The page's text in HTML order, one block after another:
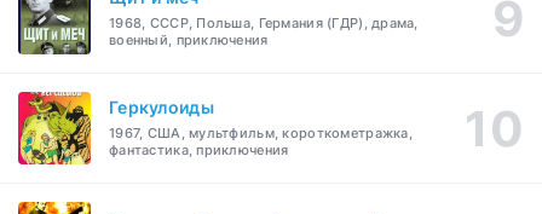
1968, СССР, Польша, Германия (ГДР), драма,
военный, приключения
Геркулоиды
1967, США, мультфильм, короткометражка,
фантастика, приключения